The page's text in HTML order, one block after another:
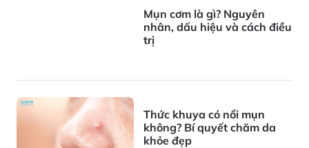
Mụn cơm là gì? Nguyên
nhân, dấu hiệu và cách điều
trị
Thức khuya có nổi mụn
không? Bí quyết chăm da
khỏe đẹp